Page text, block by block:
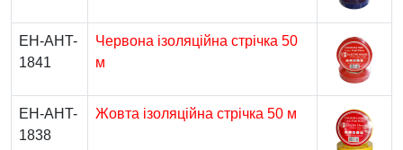
EH-AHT-
1841
Червона ізоляційна стрічка 50
м
EH-AHT-
1838
Жовта ізоляційна стрічка 50 м